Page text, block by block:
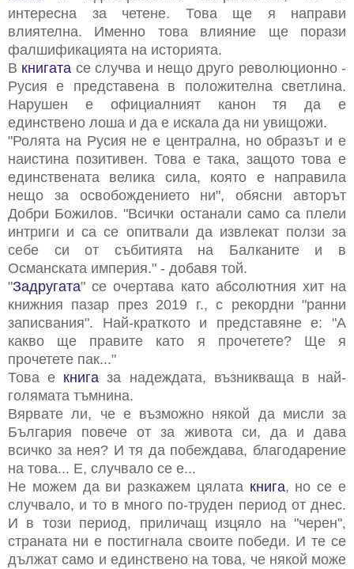
интересна за четене. Това ще я направи
влиятелна. Именно това влияние ще порази
фалшификацията на историята.
В книгата се случва и нещо друго революционно -
Русия е представена в положителна светлина.
Нарушен е официалният канон тя да е
единствено лоша и да е искала да ни увищожи.
"Ролята на Русия не е централна, но образът и е
наистина позитивен. Това е така, защото това е
единствената велика сила, която е направила
нещо за освобождението ни", обясни авторът
Добри Божилов. "Всички останали само са плели
интриги и са се опитвали да извлекат ползи за
себе си от събитията на Балканите и в
Османската империя." - добавя той.
"Задругата" се очертава като абсолютния хит на
книжния пазар през 2019 г., с рекордни "ранни
записвания". Най-краткото и представяне е: "А
какво ще правите като я прочетете? Ще я
прочетете пак..."
Това е книга за надеждата, възникваща в най-
голямата тъмнина.
Вярвате ли, че е възможно някой да мисли за
България повече от за живота си, да и дава
всичко за нея? И тя да побеждава, благодарение
на това... Е, случвало се е...
Не можем да ви разкажем цялата книга, но се е
случвало, и то в много по-труден период от днес.
И в този период, приличащ изцяло на "черен",
страната ни е постигнала своите победи. И те се
дължат само и единствено на това, че някой може